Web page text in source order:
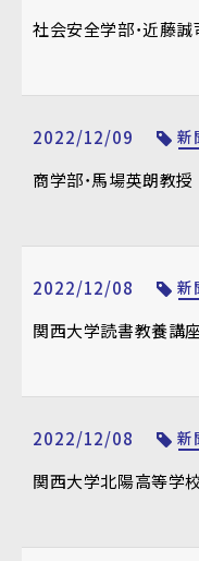
社会安全学部・近藤
2022/12/09 新
商学部・馬場英朗教
2022/12/08 新
関西大学読書教養
2022/12/08 新
関西大学北陽高等学